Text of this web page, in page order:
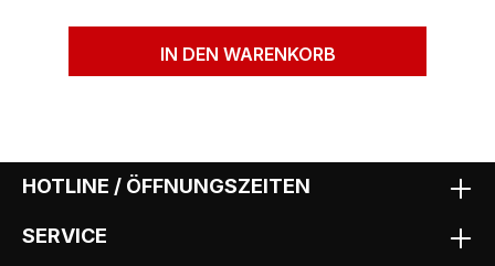
IN DEN WARENKORB
HOTLINE / ÖFFNUNGSZEITEN
SERVICE